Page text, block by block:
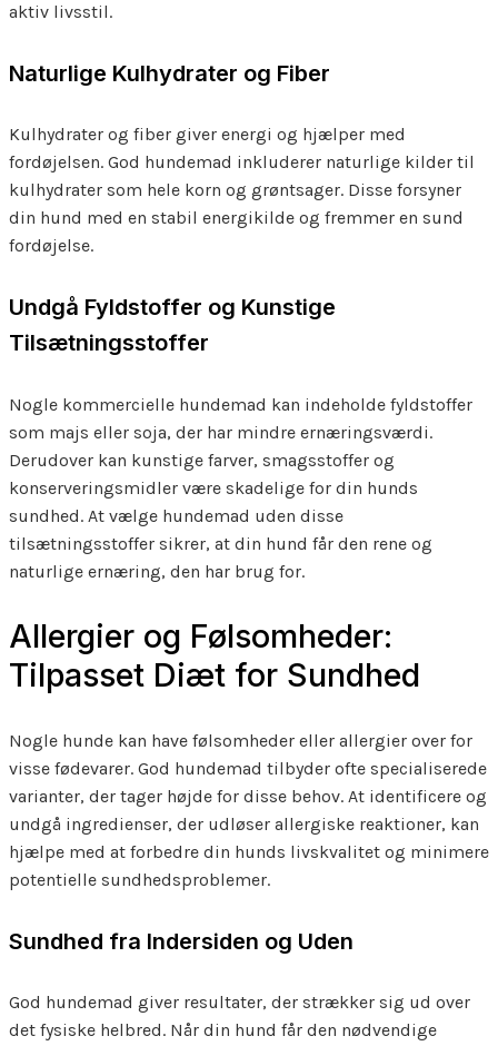
aktiv livsstil.
Naturlige Kulhydrater og Fiber
Kulhydrater og fiber giver energi og hjælper med
fordøjelsen. God hundemad inkluderer naturlige kilder til
kulhydrater som hele korn og grøntsager. Disse forsyner
din hund med en stabil energikilde og fremmer en sund
fordøjelse.
Undgå Fyldstoffer og Kunstige
Tilsætningsstoffer
Nogle kommercielle hundemad kan indeholde fyldstoffer
som majs eller soja, der har mindre ernæringsværdi.
Derudover kan kunstige farver, smagsstoffer og
konserveringsmidler være skadelige for din hunds
sundhed. At vælge hundemad uden disse
tilsætningsstoffer sikrer, at din hund får den rene og
naturlige ernæring, den har brug for.
Allergier og Følsomheder:
Tilpasset Diæt for Sundhed
Nogle hunde kan have følsomheder eller allergier over for
visse fødevarer. God hundemad tilbyder ofte specialiserede
varianter, der tager højde for disse behov. At identificere og
undgå ingredienser, der udløser allergiske reaktioner, kan
hjælpe med at forbedre din hunds livskvalitet og minimere
potentielle sundhedsproblemer.
Sundhed fra Indersiden og Uden
God hundemad giver resultater, der strækker sig ud over
det fysiske helbred. Når din hund får den nødvendige